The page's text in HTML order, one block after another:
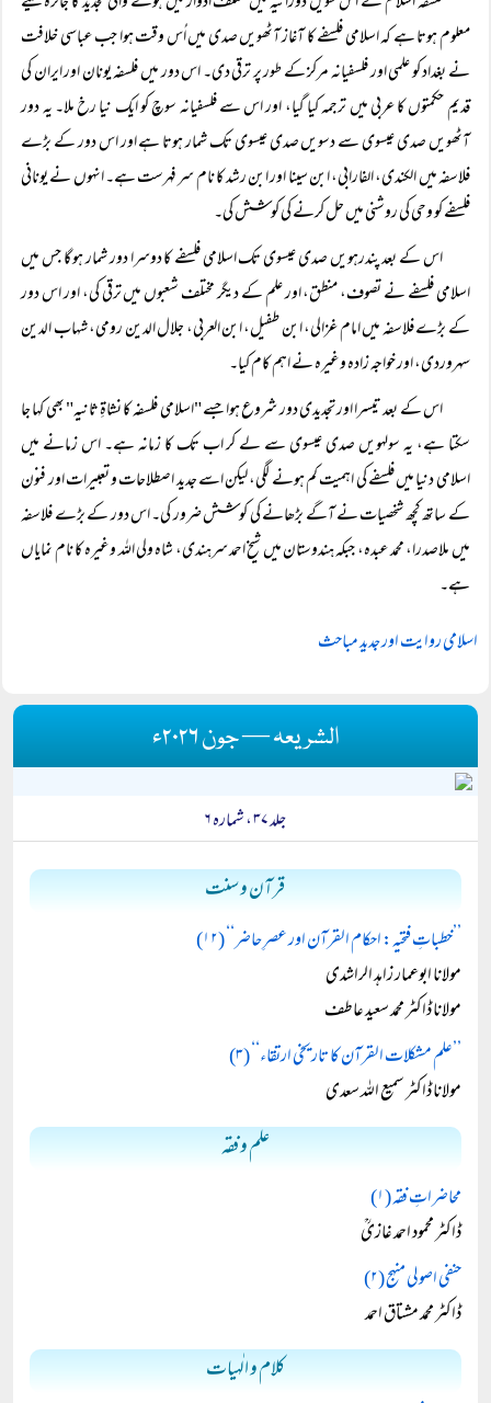
معلوم ہوتا ہے کہ اسلامی فلسفے کا آغاز آٹھویں صدی میں اُس وقت ہوا جب عباسی خلافت
نے بغداد کو علمی اور فلسفیانہ مرکز کے طور پر ترقی دی۔ اس دور میں فلسفہ یونان اور ایران کی
قدیم حکمتوں کا عربی میں ترجمہ کیا گیا، اور اس سے فلسفیانہ سوچ کو ایک نیا رخ ملا۔ یہ دور
آٹھویں صدی عیسوی سے دسویں صدی عیسوی تک شمار ہوتا ہے اور اس دور کے بڑے
فلاسفہ میں الکندی، الفارابی، ابن سینا اور ابن رشد کا نام سر فہرست ہے۔ انہوں نے یونانی
فلسفے کو وحی کی روشنی میں حل کرنے کی کوشش کی۔
اس کے بعد پندرہویں صدی عیسوی تک اسلامی فلسفے کا دوسرا دور شمار ہو گا جس میں
اسلامی فلسفے نے تصوف، منطق، اور علم کے دیگر مختلف شعبوں میں ترقی کی، اور اس دور
کے بڑے فلاسفہ میں امام غزالی، ابن طفیل، ابن العربی، جلال الدین رومی، شہاب الدین
سہروردی، اور خواجہ زادہ وغیرہ نے اہم کام کیا۔
اس کے بعد تیسرا اور تجدیدی دور شروع ہوا جسے "اسلامی فلسفہ کا نشاۃِ ثانیہ" بھی کہا جا
سکتا ہے، یہ سولہویں صدی عیسوی سے لے کر اب تک کا زمانہ ہے۔ اس زمانے میں
اسلامی دنیا میں فلسفے کی اہمیت کم ہونے لگی، لیکن اسے جدید اصطلاحات و تعبیرات اور فنون
کے ساتھ کچھ شخصیات نے آگے بڑھانے کی کوشش ضرور کی۔ اس دور کے بڑے فلاسفہ
میں ملاصدرا، محمد عبدہ، جبکہ ہندوستان میں شیخ احمد سرہندی، شاہ ولی اللہ وغیرہ کا نام نمایاں
ہے۔
اسلامی روایت اور جدید مباحث
الشریعہ — جون ۲۰۲۶ء
جلد ۳۷ ، شمارہ ۶
قرآن و سنت
’’خطباتِ فتحیہ: احکام القرآن اور عصرِ حاضر‘‘ (۱۲)
مولانا ابوعمار زاہد الراشدی
مولانا ڈاکٹر محمد سعید عاطف
’’علم مشکلات القرآن کا تاریخی ارتقاء‘‘ (۳)
مولانا ڈاکٹر سمیع اللہ سعدی
علم و فقہ
محاضراتِ فقہ (۱)
ڈاکٹر محمود احمد غازیؒ
حنفی اصولی منہج (۲)
ڈاکٹر محمد مشتاق احمد
کلام و الٰہیات